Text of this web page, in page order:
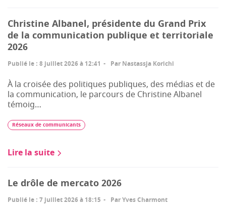
Christine Albanel, présidente du Grand Prix
de la communication publique et territoriale
2026
Publié le : 8 juillet 2026 à 12:41 Par Nastassja Korichi
À la croisée des politiques publiques, des médias et de
la communication, le parcours de Christine Albanel
témoig…
Lire la suite
Réseaux de communicants
Le drôle de mercato 2026
Publié le : 7 juillet 2026 à 18:15 ParYves Charmont